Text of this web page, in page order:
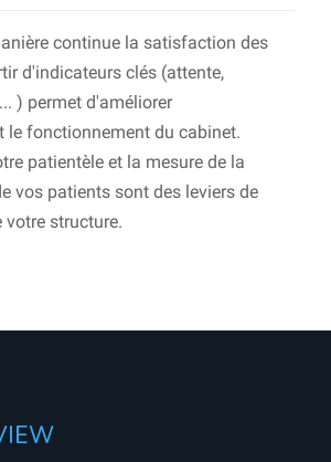
continue la satisfaction des
d'indicateurs clés (attente,
) permet d'améliorer
le fonctionnement du cabinet.
patientèle et la mesure de la
vos patients sont des leviers de
votre structure.